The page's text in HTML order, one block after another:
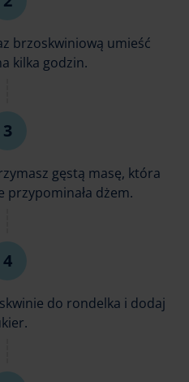
brzoskwiniową umieść
kilka godzin.
gęstą masę, która
przypominała dżem.
do rondelka i dodaj